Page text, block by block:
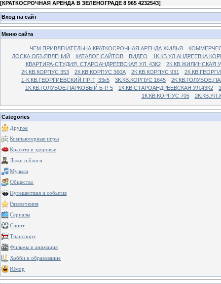
[КРАТКОСРОЧНАЯ АРЕНДА В ЗЕЛЕНОГРАДЕ 8 965 4232543]
Вход на сайт
Меню сайта
ЧЕМ ПРИВЛЕКАТЕЛЬНА КРАТКОСРОЧНАЯ АРЕНДА ЖИЛЬЯ
ДОСКА ОБЪЯВЛЕНИЙ
КАТАЛОГ САЙТОВ ВИДЕО
1К.КВ.УЛ.АНДРЕЕВКА
КВАРТИРА-СТУДИЯ, СТАРОАНДРЕЕВСКАЯ УЛ. 43К2
2К.КВ.ЖИЛИНСКАЯ
2К.КВ.КОРПУС 353
2К.КВ.КОРПУС 360А 2К.КВ.КОРПУС 931
1-К.КВ.ГЕОРГИЕВСКИЙ ПР-Т, 33к5
3К.КВ.КОРПУС 1645
1К.КВ.ГОЛУБОЕ,ПАРКОВЫЙ Б-Р. 5
1К.КВ.СТАРОАНДРЕЕВСКАЯ УЛ.43К2
1К.КВ.КОРПУС 705
Categories
Другое
Компьютерные игры
Красота и здоровье
Люди и блоги
Музыка
Общество
Путешествия и события
Развлечения
Сериалы
Спорт
Транспорт
Фильмы и анимация
Хобби и образование
Юмор